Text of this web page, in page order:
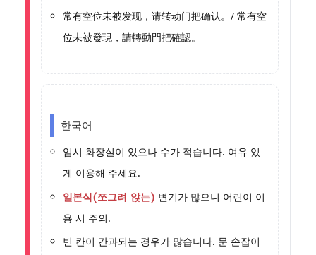
常有空位未被发现，请转动门把确认。/ 常有空
位未被發現，請轉動門把確認。
한국어
임시 화장실이 있으나 수가 적습니다. 여유 있
게 이용해 주세요.
일본식(쪼그려 앉는) 변기가 많으니 어린이 이
용 시 주의.
빈 칸이 간과되는 경우가 많습니다. 문 손잡이